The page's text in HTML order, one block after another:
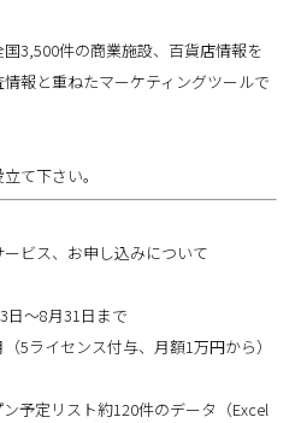
国3,500件の商業施設、百貨店情報を
報と重ねたマーケティングツールで
て下さい。
ービス、お申し込みについて
日〜8月31日まで
5ライセンス付与、月額1万円から）
予定リスト約120件のデータ（Excel